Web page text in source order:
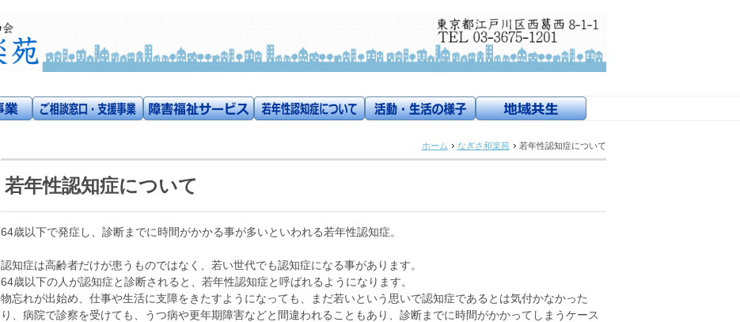
ホーム なぎさ和楽苑 若年性認知症について
若年性認知症について
64歳以下で発症し、診断までに時間がかかる事が多いといわれる若年性認知症。
認知症は高齢者だけが患うものではなく、若い世代でも認知症になる事があります。
64歳以下の人が認知症と診断されると、若年性認知症と呼ばれるようになります。
物忘れが出始め、仕事や生活に支障をきたすようになっても、まだ若いという思いで認知症であるとは気付かなかった
り、病院で診察を受けても、うつ病や更年期障害などと間違われることもあり、診断までに時間がかかってしまうケース